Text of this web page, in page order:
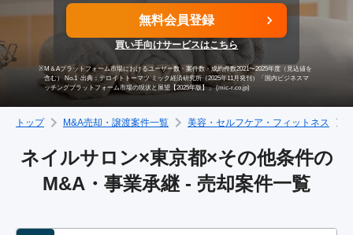
買いたい方へ
成約事例
M&A専門家の方へ
無料会員登録
買い手向けサービスはこちら
※M＆Aプラットフォーム市場におけるユーザー数・案件数・成約件数2021〜2025年度（見込値を
含む） No.1 出典：デロイトトーマツ ミック経済研究所（2025年11月発刊）「国内ビジネスマ
ッチングプラットフォーム市場の現状と展望【2025年版】」 (mic-r.co.jp)
トップ M&A売却・譲渡案件一覧 美容・セルフケア・フィットネス
ネイルサロン×東京都×その他条件の
M&A・事業承継 - 売却案件一覧